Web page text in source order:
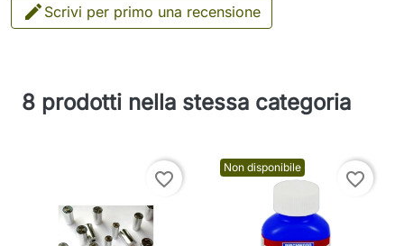
 Scrivi per primo una recensione
8 prodotti nella stessa categoria
favorite_border
Non disponibile
favorite_border